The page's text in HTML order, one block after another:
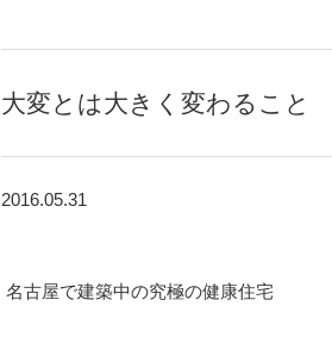
大変とは大きく変わること
2016.05.31
名古屋で建築中の究極の健康住宅